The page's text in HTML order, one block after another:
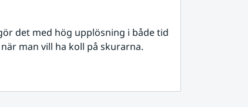
det med hög upplösning i både tid
man vill ha koll på skurarna.